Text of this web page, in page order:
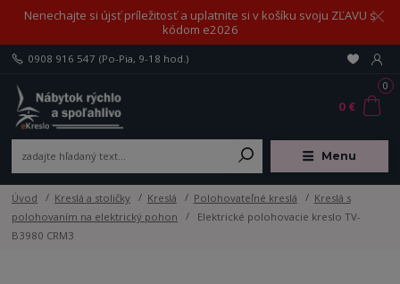
Nenechajte si újsť príležitosť a uplatnite si v košíku svoju ZĽAVU s
kódom e2026
Menu
0908 916 547 (Po-Pia, 9-18 hod.)
0
0 €
Úvod Kreslá a stoličky Kreslá Polohovateľné kreslá
Kreslá s
polohovaním na elektrický pohon
Elektrické polohovacie kreslo TV-
B3980 CRM3